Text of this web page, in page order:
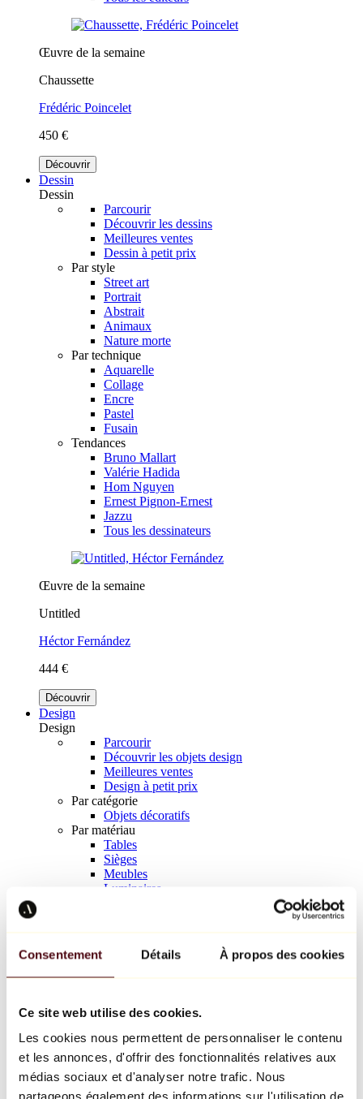
Consentement Détails À propos des cookies
Ce site web utilise des cookies.
Les cookies nous permettent de personnaliser le contenu
et les annonces, d'offrir des fonctionnalités relatives aux
médias sociaux et d'analyser notre trafic. Nous
partageons également des informations sur l'utilisation de
Œuvre de la semaine
Chaussette
Frédéric Poincelet
450 €
Découvrir
Dessin
Dessin
Parcourir
Découvrir les dessins
Meilleures ventes
Dessin à petit prix
Par style
Street art
Portrait
Abstrait
Animaux
Nature morte
Par technique
Aquarelle
Collage
Encre
Pastel
Fusain
Tendances
Bruno Mallart
Valérie Hadida
Hom Nguyen
Ernest Pignon-Ernest
Jazzu
Tous les dessinateurs
Œuvre de la semaine
Untitled
Héctor Fernández
444 €
Découvrir
Design
Design
Parcourir
Découvrir les objets design
Meilleures ventes
Design à petit prix
Par catégorie
Objets décoratifs
Par matériau
Tables
Sièges
Meubles
Luminaires
Richard Orlinski
Keith Haring
Jeff Koons
Jean-Michel Basquiat
Tous les designers
Œuvre de la semaine